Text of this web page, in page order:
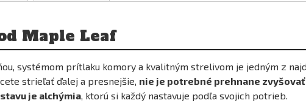
Maple Leaf
systémom prítlaku komory a kvalitným strelivom je jedným z
strieľať ďalej a presnejšie, nie je potrebné prehnane
je alchýmia , ktorú si každý nastavuje podľa svojich potrieb.